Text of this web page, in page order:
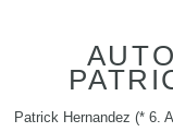
Patrick Hernandez (* 6.